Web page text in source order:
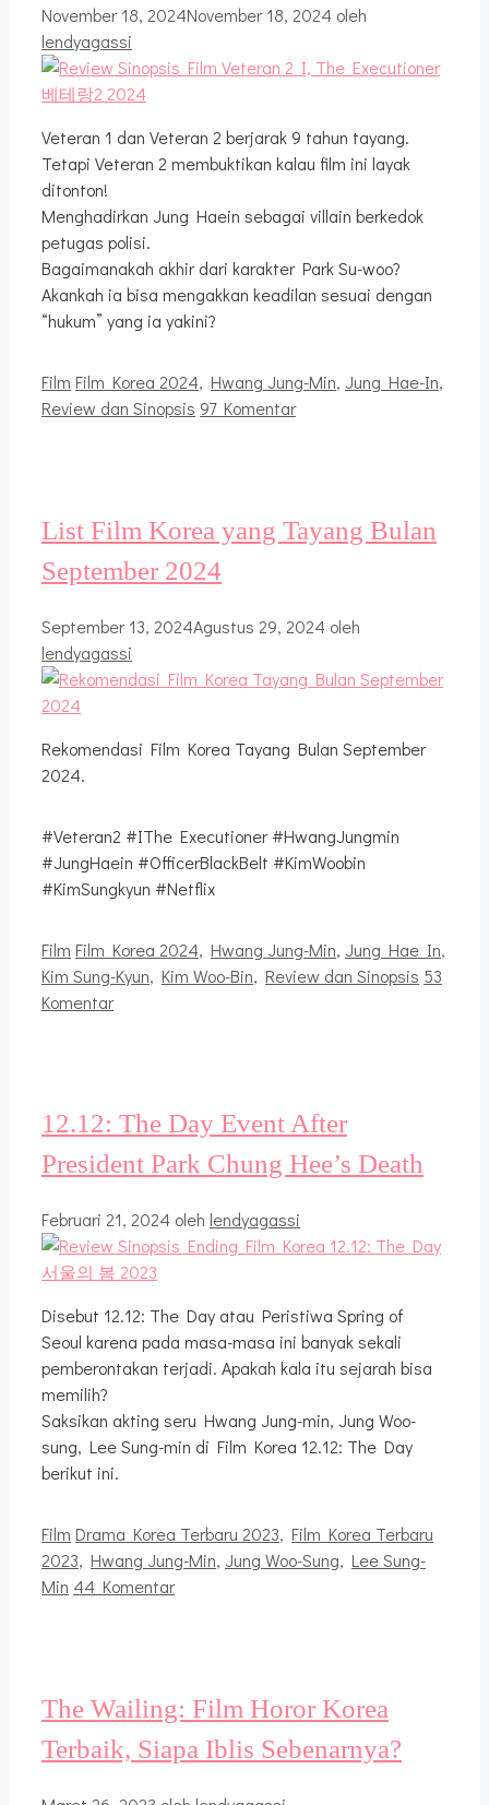
November 18, 2024November 18, 2024 oleh
lendyagassi
Veteran 1 dan Veteran 2 berjarak 9 tahun tayang.
Tetapi Veteran 2 membuktikan kalau film ini layak
ditonton!
Menghadirkan Jung Haein sebagai villain berkedok
petugas polisi.
Bagaimanakah akhir dari karakter Park Su-woo?
Akankah ia bisa mengakkan keadilan sesuai dengan
“hukum” yang ia yakini?
Kategori
Film Tag
Film Korea 2024, Hwang Jung-Min, Jung Hae-In,
Review dan Sinopsis 97 Komentar
List Film Korea yang Tayang Bulan
September 2024
September 13, 2024Agustus 29, 2024 oleh
lendyagassi
Rekomendasi Film Korea Tayang Bulan September
2024.
#Veteran2 #IThe Executioner #HwangJungmin
#JungHaein #OfficerBlackBelt #KimWoobin
#KimSungkyun #Netflix
Kategori
Film Tag
Film Korea 2024, Hwang Jung-Min, Jung Hae In,
Kim Sung-Kyun, Kim Woo-Bin, Review dan Sinopsis 53
Komentar
12.12: The Day Event After
President Park Chung Hee’s Death
Februari 21, 2024 oleh lendyagassi
Disebut 12.12: The Day atau Peristiwa Spring of
Seoul karena pada masa-masa ini banyak sekali
pemberontakan terjadi. Apakah kala itu sejarah bisa
memilih?
Saksikan akting seru Hwang Jung-min, Jung Woo-
sung, Lee Sung-min di Film Korea 12.12: The Day
berikut ini.
Kategori
Film Tag
Drama Korea Terbaru 2023, Film Korea Terbaru
2023, Hwang Jung-Min, Jung Woo-Sung, Lee Sung-
Min 44 Komentar
The Wailing: Film Horor Korea
Terbaik, Siapa Iblis Sebenarnya?